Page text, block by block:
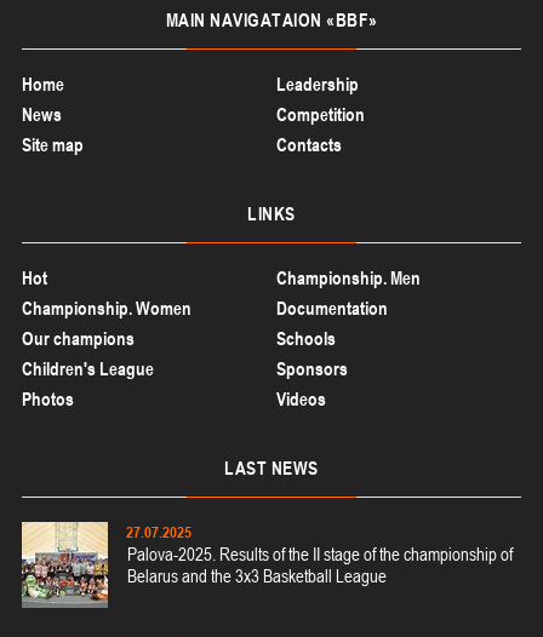
MAIN NAVIGATAION «BBF»
Home
Leadership
News
Competition
Site map
Contacts
LINKS
Hot
Championship. Men
Championship. Women
Documentation
Our champions
Schools
Children's League
Sponsors
Photos
Videos
LAST NEWS
27.07.2025
Palova-2025. Results of the II stage of the championship of
Belarus and the 3x3 Basketball League